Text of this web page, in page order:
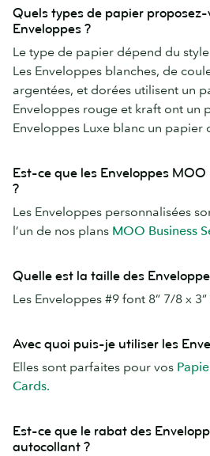
Quels types de papier
Enveloppes ?
Le type de papier dépend du
Les Enveloppes blanches, de
argentées, et dorées utilisent un
Enveloppes rouge et kraft ont un
Enveloppes Luxe blanc un papier
Est-ce que les Enveloppes
?
Les Enveloppes personnalisées
l’un de nos plans MOO Business
Quelle est la taille des
Les Enveloppes #9 font 8” 7/8 x
Avec quoi puis-je utiliser les
Elles sont parfaites pour vos
Cards.
Est-ce que le rabat des
autocollant ?